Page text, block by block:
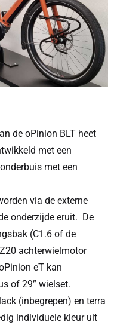
de oPinion BLT heet
met een
met een
via de externe
onderzijde eruit. De
(C1.6 of de
achterwielmotor
eT kan
of 29” wielset.
(inbegrepen) en terra
individuele kleur uit